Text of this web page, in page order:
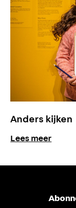
Anders kijken
Lees meer